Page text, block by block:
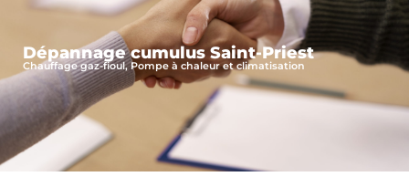
Dépannage cumulus Saint-Priest
Chauffage gaz-fioul, Pompe à chaleur et climatisation